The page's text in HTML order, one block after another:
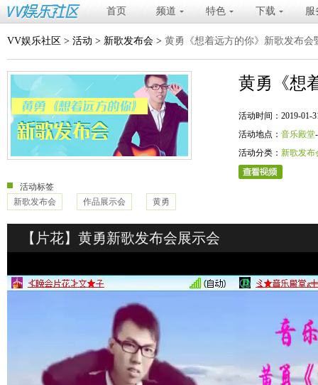
首页 频道 特色 下载 服
VV娱乐社区 > 活动 > 新歌发布会 > 黄勇《想着远方的你》新歌发布会
黄勇《想
活动时间：2019-01-
活动地点： 音乐殿堂
活动分类： 新歌发布
活动标签
新歌发布会
作品展示会 黄勇
【片花】黄勇新歌发布会展示会